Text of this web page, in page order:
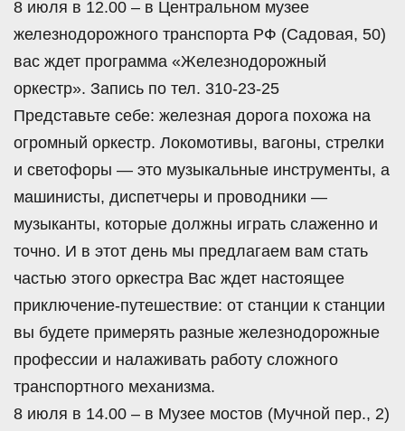
8 июля в 12.00 – в Центральном музее
железнодорожного транспорта РФ (Садовая, 50)
вас ждет программа «Железнодорожный
оркестр». Запись по тел. 310-23-25
Представьте себе: железная дорога похожа на
огромный оркестр. Локомотивы, вагоны, стрелки
и светофоры — это музыкальные инструменты, а
машинисты, диспетчеры и проводники —
музыканты, которые должны играть слаженно и
точно. И в этот день мы предлагаем вам стать
частью этого оркестра Вас ждет настоящее
приключение-путешествие: от станции к станции
вы будете примерять разные железнодорожные
профессии и налаживать работу сложного
транспортного механизма.
8 июля в 14.00 – в Музее мостов (Мучной пер., 2)